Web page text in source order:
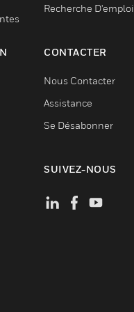
Recherche D'emploi
CONTACTER
Nous Contacter
Assistance
Se Désabonner
SUIVEZ-NOUS